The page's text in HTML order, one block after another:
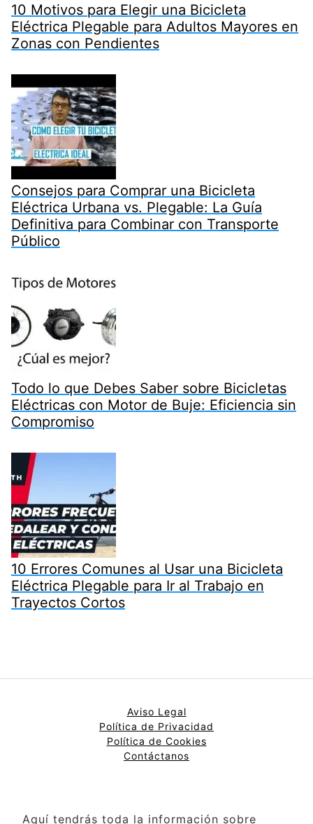
10 Motivos para Elegir una Bicicleta
Eléctrica Plegable para Adultos Mayores en
Zonas con Pendientes
Consejos para Comprar una Bicicleta
Eléctrica Urbana vs. Plegable: La Guía
Definitiva para Combinar con Transporte
Público
Todo lo que Debes Saber sobre Bicicletas
Eléctricas con Motor de Buje: Eficiencia sin
Compromiso
10 Errores Comunes al Usar una Bicicleta
Eléctrica Plegable para Ir al Trabajo en
Trayectos Cortos
Aviso Legal
Política de Privacidad
Política de Cookies
Contáctanos
Aquí tendrás toda la información sobre